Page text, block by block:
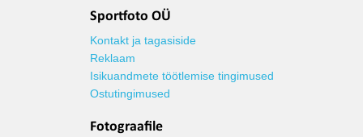
Sportfoto OÜ
Kontakt ja tagasiside
Reklaam
Isikuandmete töötlemise tingimused
Ostutingimused
Fotograafile